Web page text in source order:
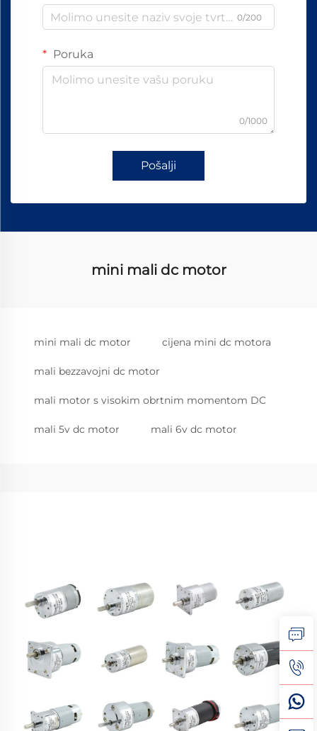
0/200
Poruka
0/1000
Pošalji
mini mali dc motor
mini mali dc motor cijena mini dc motora
mali bezzavojni dc motor
mali motor s visokim obrtnim momentom DC
mali 5v dc motor mali 6v dc motor